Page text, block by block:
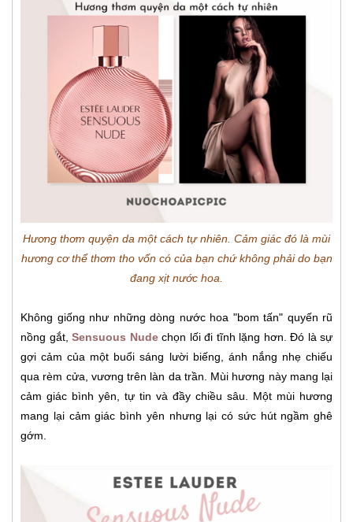
Hương thơm quyện da một cách tự nhiên. Cảm giác đó là mùi
hương cơ thể thơm tho vốn có của bạn chứ không phải do bạn
đang xịt nước hoa.
Không giống như những dòng nước hoa "bom tấn" quyến rũ
nồng gắt, Sensuous Nudechọn lối đi tĩnh lặng hơn. Đó là sự
gợi cảm của một buổi sáng lười biếng, ánh nắng nhẹ chiếu
qua rèm cửa, vương trên làn da trần. Mùi hương này mang lại
cảm giác bình yên, tự tin và đầy chiều sâu. Một mùi hương
mang lại cảm giác bình yên nhưng lại có sức hút ngầm ghê
gớm.